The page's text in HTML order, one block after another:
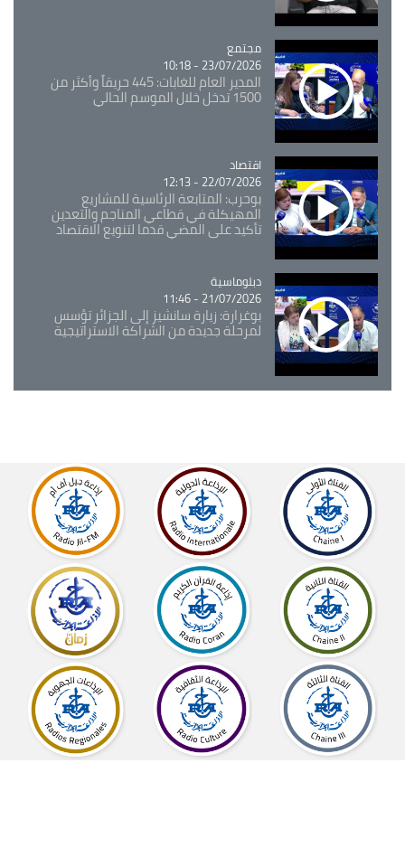
Catégorie
مجتمع
23/07/2026 - 10:18
المدير العام للغابات: 445 حريقاً وأكثر من
1500 تدخل خلال الموسم الحالي
Catégorie
اقتصاد
22/07/2026 - 12:13
بوحرب: المتابعة الرئاسية للمشاريع
المهيكلة في قطاعي المناجم والتعدين
تأكيد على المضي قدما لتنويع الاقتصاد
Catégorie
دبلوماسية
21/07/2026 - 11:46
بوغرارة: زيارة سانشيز إلى الجزائر تؤسس
لمرحلة جديدة من الشراكة الاستراتيجية